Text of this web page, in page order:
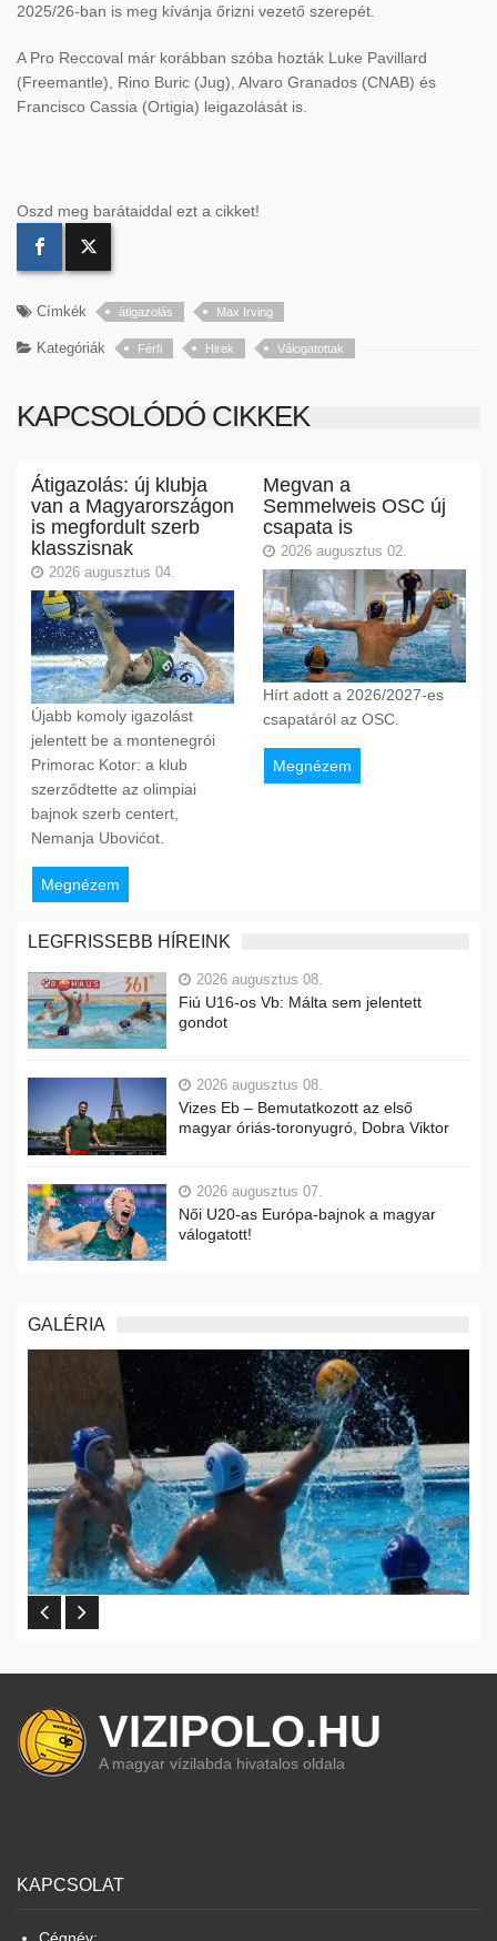
2025/26-ban is meg kívánja őrizni vezető szerepét.
A Pro Reccoval már korábban szóba hozták Luke Pavillard
(Freemantle), Rino Buric (Jug), Alvaro Granados (CNAB) és
Francisco Cassia (Ortigia) leigazolását is.
Oszd meg barátaiddal ezt a cikket!
Címkék átigazolás Max Irving
Kategóriák Férfi Hirek Válogatottak
KAPCSOLÓDÓ CIKKEK
Átigazolás: új klubja
van a Magyarországon
is megfordult szerb
klasszisnak
2026 augusztus 04.
Újabb komoly igazolást
jelentett be a montenegrói
Primorac Kotor: a klub
szerződtette az olimpiai
bajnok szerb centert,
Nemanja Ubovićot.
Megnézem
Megvan a
Semmelweis OSC új
csapata is
2026 augusztus 02.
Hírt adott a 2026/2027-es
csapatáról az OSC.
Megnézem
LEGFRISSEBB HÍREINK
2026 augusztus 08.
Fiú U16-os Vb: Málta sem jelentett
gondot
2026 augusztus 08.
Vizes Eb – Bemutatkozott az első
magyar óriás-toronyugró, Dobra Viktor
2026 augusztus 07.
Női U20-as Európa-bajnok a magyar
válogatott!
GALÉRIA
VIZIPOLO.HU
A magyar vízilabda hivatalos oldala
KAPCSOLAT